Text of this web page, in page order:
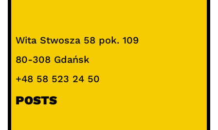
Wita Stwosza 58 pok. 109
80-308 Gdańsk
+48 58 523 24 50
POSTS